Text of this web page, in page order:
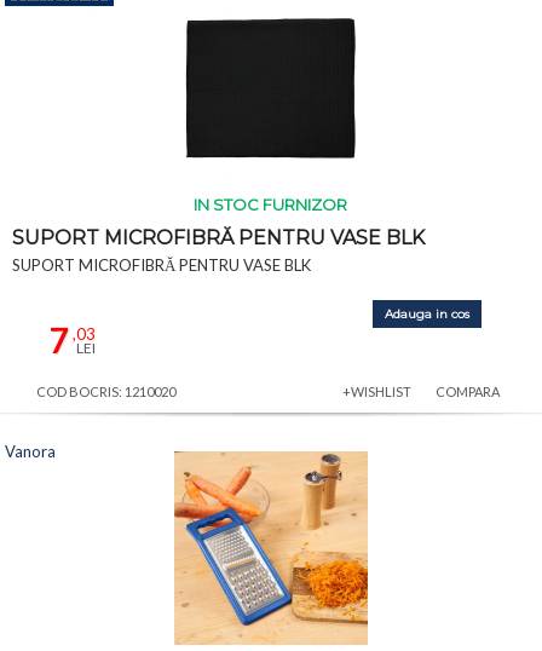
IN STOC FURNIZOR
SUPORT MICROFIBRĂ PENTRU VASE BLK
SUPORT MICROFIBRĂ PENTRU VASE BLK
7,03
LEI
Adauga in cos
COD BOCRIS: 1210020 +WISHLIST COMPARA
Vanora